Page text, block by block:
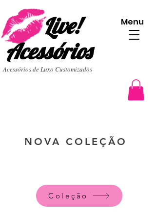
Live!
Acessórios
Acessórios de Luxo Customizados
NOVA COLEÇÃO
Menu
Coleção